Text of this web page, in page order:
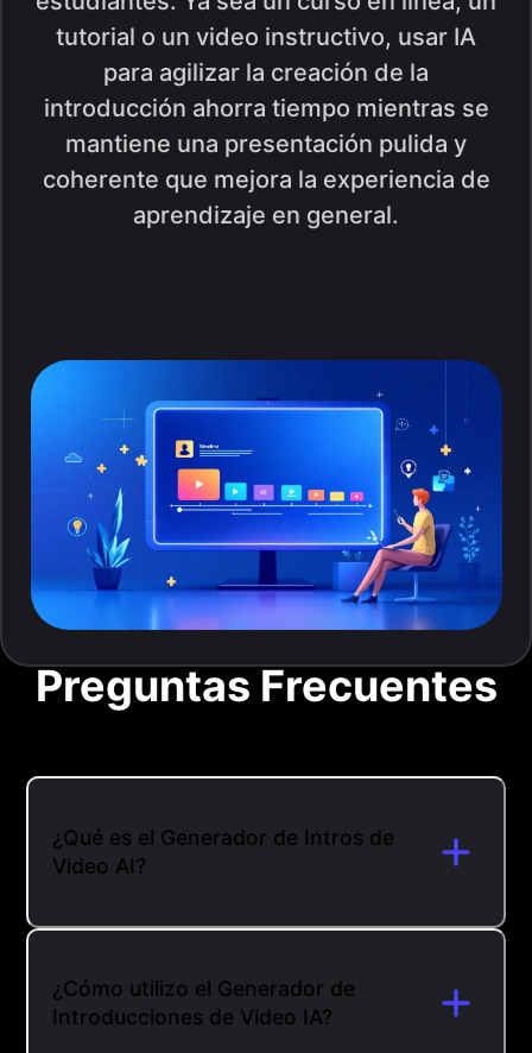
tutorial o un video instructivo, usar IA
para agilizar la creación de la
introducción ahorra tiempo mientras se
mantiene una presentación pulida y
coherente que mejora la experiencia de
aprendizaje en general.
Preguntas Frecuentes
¿Qué es el Generador de Intros de
Video AI?
¿Cómo utilizo el Generador de
Introducciones de Video IA?